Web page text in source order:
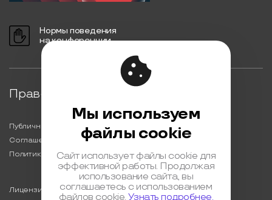
Нормы поведения
на конференции
Правовая информация
Публичная оферта
Соглашение на обработку персональных данных
Политика обработки персональных данных
Лицензионный договор с Автором
Мы используем
файлы cookie
Сайт использует файлы cookie для
эффективной работы. Продолжая
использование сайта, вы
соглашаетесь с использованием
файлов cookie.Узнать подробнее.